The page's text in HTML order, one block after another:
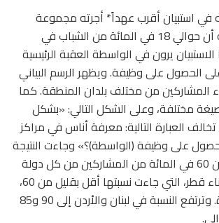
استبيان أقرب عهداً* أجرته مجموعة
غالوب، جاءت نتيجته أن حوالي 18 في المائة من الشباب في
يرون في الواسطة العقبة الرئيسية
الحصول على وظيفة. ويظهر الرسم البياني
المشاركين من مختلف بلدان المنطقة. كما
مختلفة، وعلى الشكل التالي: «بشكل
العبارة التالية: معرفة أناس في مراكز
على وظيفة (الواسطة)؟» وجاءت النتيجة
ملفتة إذ أن أكثر من 60 في المائة من المشاركين من كل دولة
في المنطقة، باستثناء قطر، التي جاءت نسبتها أقل بقليل من 60،
وافقوا على العبارة. وترتفع النسبة في لبنان والأردن إلى 90 و85